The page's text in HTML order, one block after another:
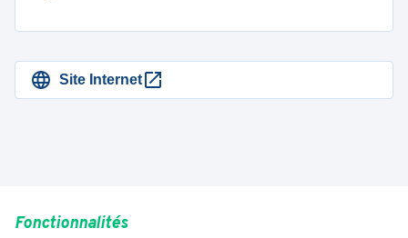
Site Internet
Fonctionnalités